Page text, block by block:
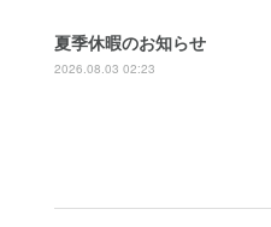
夏季休暇のお知らせ
2026.08.03 02:23